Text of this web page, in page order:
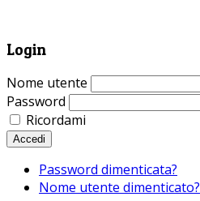
Login
Nome utente
Password
Ricordami
Accedi
Password dimenticata?
Nome utente dimenticato?